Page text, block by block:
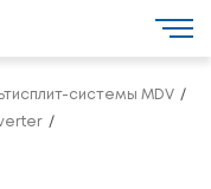
системы MDV